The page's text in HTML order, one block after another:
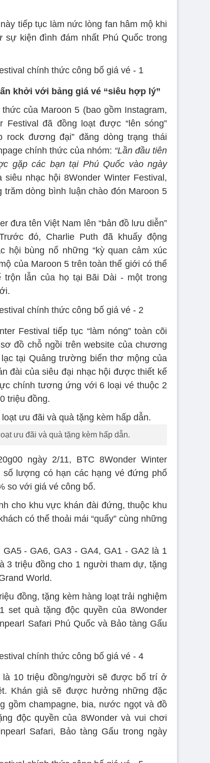
tiếp tục làm nức lòng fan hâm mộ khi
kiện đình đám nhất Phú Quốc trong
khởi với bảng giá vé “siêu hợp lý”
của Maroon 5 (bao gồm Instagram,
Festival đã đồng loạt được “lên sóng”
rock đương đại” đăng dòng trạng thái
chính thức của nhóm: “Lần đầu tiên
gặp các bạn tại Phú Quốc vào ngày
nhạc hội 8Wonder Winter Festival,
dòng bình luận chào đón Maroon 5
đưa tên Việt Nam lên “bản đồ lưu diễn”
đó, Charlie Puth đã khuấy động
hội bùng nổ những “kỳ quan cảm xúc
của Maroon 5 trên toàn thế giới có thể
lẫn của họ tại Bãi Dài - một trong
Festival tiếp tục “làm nóng” toàn cõi
đồ chỗ ngồi trên website của chương
tại Quảng trường biển thơ mộng của
đài của siêu đại nhạc hội được thiết kế
chính tương ứng với 6 loại vé thuộc 2
triệu đồng.
ưu đãi và quà tặng kèm hấp dẫn.
ngày 2/11, BTC 8Wonder Winter
lượng có hạn các hạng vé đứng phổ
so với giá vé công bố.
cho khu vực khán đài đứng, thuộc khu
có thể thoải mái “quẩy” cùng những
- GA6, GA3 - GA4, GA1 - GA2 là 1
3 triệu đồng cho 1 người tham dự, tặng
World.
đồng, tặng kèm hàng loạt trải nghiệm
set quà tặng độc quyền của 8Wonder
Safari Phú Quốc và Bảo tàng Gấu
10 triệu đồng/người sẽ được bố trí ở
Khán giả sẽ được hưởng những đặc
gồm champagne, bia, nước ngọt và đồ
độc quyền của 8Wonder và vui chơi
Safari, Bảo tàng Gấu trong ngày